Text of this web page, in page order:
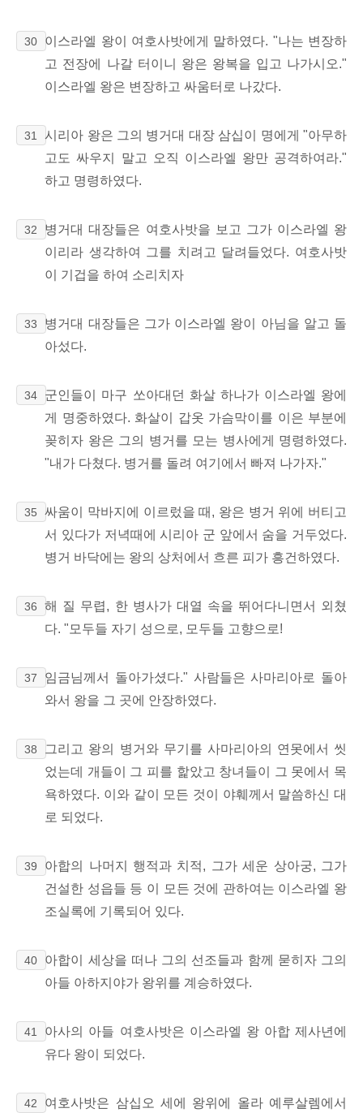
30
이스라엘 왕이 여호사밧에게 말하였다. "나는 변장하
고 전장에 나갈 터이니 왕은 왕복을 입고 나가시오."
이스라엘 왕은 변장하고 싸움터로 나갔다.
31
시리아 왕은 그의 병거대 대장 삼십이 명에게 "아무하
고도 싸우지 말고 오직 이스라엘 왕만 공격하여라."
하고 명령하였다.
32
병거대 대장들은 여호사밧을 보고 그가 이스라엘 왕
이리라 생각하여 그를 치려고 달려들었다. 여호사밧
이 기겁을 하여 소리치자
33
병거대 대장들은 그가 이스라엘 왕이 아님을 알고 돌
아섰다.
34
군인들이 마구 쏘아대던 화살 하나가 이스라엘 왕에
게 명중하였다. 화살이 갑옷 가슴막이를 이은 부분에
꽂히자 왕은 그의 병거를 모는 병사에게 명령하였다.
"내가 다쳤다. 병거를 돌려 여기에서 빠져 나가자."
35
싸움이 막바지에 이르렀을 때, 왕은 병거 위에 버티고
서 있다가 저녁때에 시리아 군 앞에서 숨을 거두었다.
병거 바닥에는 왕의 상처에서 흐른 피가 흥건하였다.
36
해 질 무렵, 한 병사가 대열 속을 뛰어다니면서 외쳤
다. "모두들 자기 성으로, 모두들 고향으로!
37
임금님께서 돌아가셨다." 사람들은 사마리아로 돌아
와서 왕을 그 곳에 안장하였다.
38
그리고 왕의 병거와 무기를 사마리아의 연못에서 씻
었는데 개들이 그 피를 핥았고 창녀들이 그 못에서 목
욕하였다. 이와 같이 모든 것이 야훼께서 말씀하신 대
로 되었다.
39
아합의 나머지 행적과 치적, 그가 세운 상아궁, 그가
건설한 성읍들 등 이 모든 것에 관하여는 이스라엘 왕
조실록에 기록되어 있다.
40
아합이 세상을 떠나 그의 선조들과 함께 묻히자 그의
아들 아하지야가 왕위를 계승하였다.
41
아사의 아들 여호사밧은 이스라엘 왕 아합 제사년에
유다 왕이 되었다.
42
여호사밧은 삼십오 세에 왕위에 올라 예루살렘에서